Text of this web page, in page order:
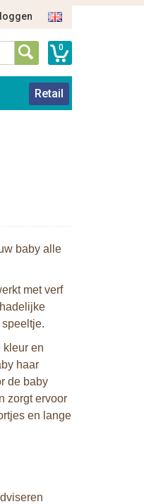
0
Retail
baby alle
met verf
kleur en
haar
de baby
zorgt ervoor
en lange